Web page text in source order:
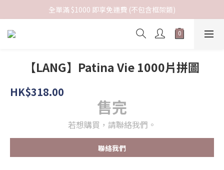
全單滿 $1000 即享免運費 (不包含框架類)
【LANG】Patina Vie 1000片拼圖
HK$318.00
售完
若想購買，請聯絡我們。
聯絡我們